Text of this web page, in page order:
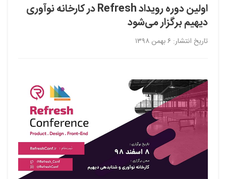
اولین دوره رویداد Refresh در کارخانه نوآوری
دیهیم برگزار می‌شود
تاریخ انتشار: ۶ بهمن ۱۳۹۸